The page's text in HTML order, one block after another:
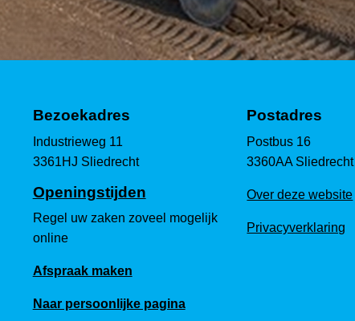
Bezoekadres
Industrieweg 11
3361HJ Sliedrecht
Openingstijden
Regel uw zaken zoveel mogelijk
online
Afspraak maken
Naar persoonlijke pagina
Postadres
Postbus 16
3360AA Sliedrecht
Over deze website
Privacyverklaring